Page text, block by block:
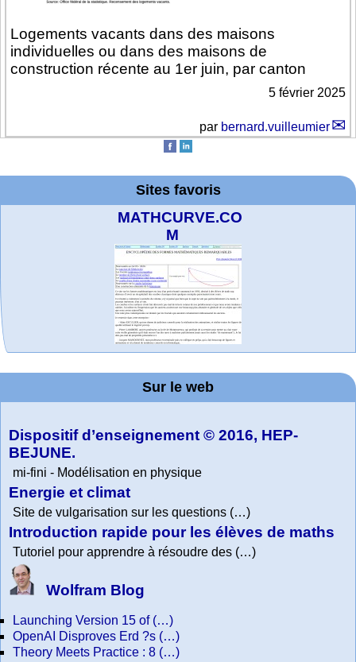
Logements vacants dans des maisons
individuelles ou dans des maisons de
construction récente au 1er juin, par canton
5 février 2025
par bernard.vuilleumier
Sites favoris
Wolfram
Education Portal
MATHCURVE.CO
M
Online math
practice and
lessons
TED Talks
Arts-Scènes
Wolfram
Mathematica
Tutorial
Collection
La société 2018
expliquée à mon
grand-père
WolframTones :
Generate a
Composition
Office fédéral de
la statistique
Wolfram
Demonstrations
Project. College
Physics
Sur le web
Dispositif d’enseignement © 2016, HEP-
BEJUNE.
mi-fini - Modélisation en physique
Energie et climat
Site de vulgarisation sur les questions (…)
Introduction rapide pour les élèves de maths
Tutoriel pour apprendre à résoudre des (…)
Wolfram Blog
Launching Version 15 of (…)
OpenAI Disproves Erd ?s (…)
Theory Meets Practice : 8 (…)